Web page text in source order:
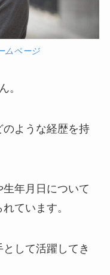
ムページ
。
ような経歴を持
年月日について
ています。
して活躍してき